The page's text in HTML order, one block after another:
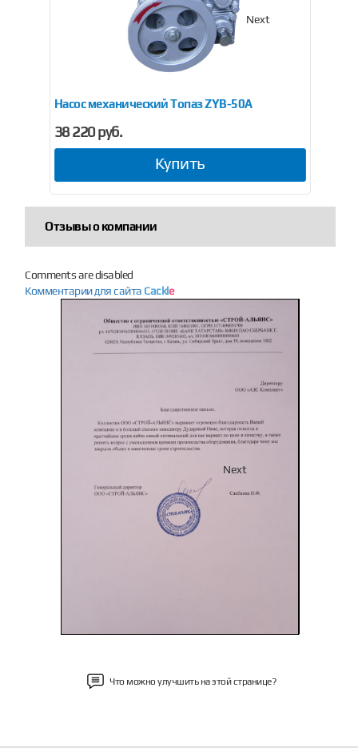
Насос механический Топаз ZYB-50А
38 220 руб.
Купить
Next
Отзывы о компании
Comments are disabled
Комментарии для сайта Cackle
Next
Что можно улучшить на этой странице?